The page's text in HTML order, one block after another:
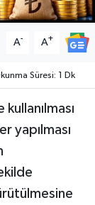
A- A+
Süresi: 1 Dk
yapılması